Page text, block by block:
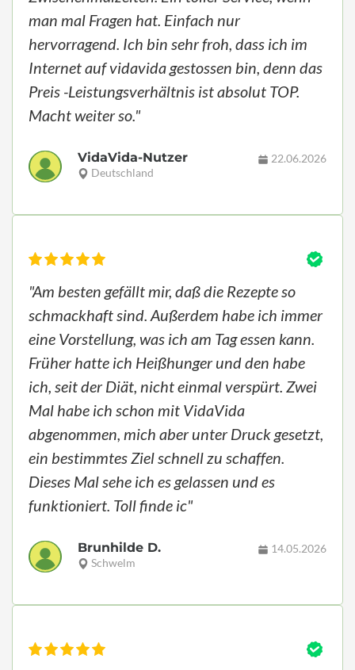
man mal Fragen hat. Einfach nur
hervorragend. Ich bin sehr froh, dass ich im
Internet auf vidavida gestossen bin, denn das
Preis -Leistungsverhältnis ist absolut TOP.
Macht weiter so."
VidaVida-Nutzer
Deutschland
22.06.2026
"Am besten gefällt mir, daß die Rezepte so
schmackhaft sind. Außerdem habe ich immer
eine Vorstellung, was ich am Tag essen kann.
Früher hatte ich Heißhunger und den habe
ich, seit der Diät, nicht einmal verspürt. Zwei
Mal habe ich schon mit VidaVida
abgenommen, mich aber unter Druck gesetzt,
ein bestimmtes Ziel schnell zu schaffen.
Dieses Mal sehe ich es gelassen und es
funktioniert. Toll finde ic"
Brunhilde D.
Schwelm
14.05.2026